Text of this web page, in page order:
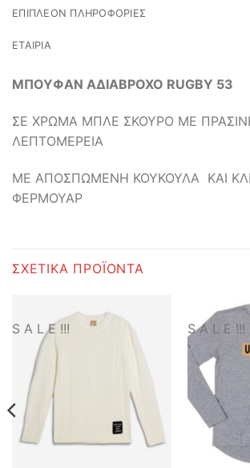
ΕΠΙΠΛΈΟΝ ΠΛΗΡΟΦΟΡΊΕΣ
ΕΤΑΙΡΊΑ
ΜΠΟΥΦΑΝ ΑΔΙΑΒΡΟΧΟ RUGBY 53
ΣΕ ΧΡΩΜΑ ΜΠΛΕ ΣΚΟΥΡΟ ΜΕ
ΛΕΠΤΟΜΕΡΕΙΑ
ΜΕ ΑΠΟΣΠΩΜΕΝΗ ΚΟΥΚΟΥΛΑ ΚΑΙ
ΦΕΡΜΟΥΑΡ
ΣΧΕΤΙΚΆ ΠΡΟΪΌΝΤΑ
S A L E !!! S A L E !!!